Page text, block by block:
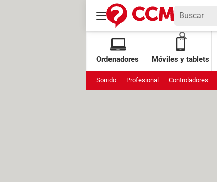
Ordenadores Móviles y tablets
Sonido Profesional Controladores